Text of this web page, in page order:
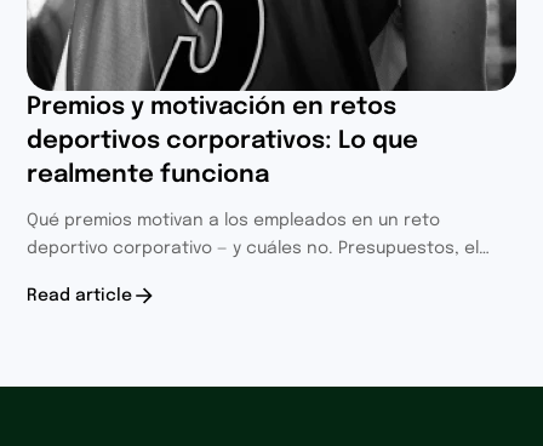
Premios y motivación en retos
deportivos corporativos: Lo que
realmente funciona
Qué premios motivan a los empleados en un reto
deportivo corporativo — y cuáles no. Presupuestos, el
motivador que no cuesta nada.
Read article